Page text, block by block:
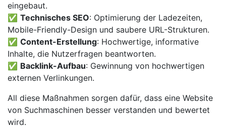
eingebaut.
✅ Technisches SEO: Optimierung der Ladezeiten,
Mobile-Friendly-Design und saubere URL-Strukturen.
✅ Content-Erstellung: Hochwertige, informative
Inhalte, die Nutzerfragen beantworten.
✅ Backlink-Aufbau: Gewinnung von hochwertigen
externen Verlinkungen.
All diese Maßnahmen sorgen dafür, dass eine Website
von Suchmaschinen besser verstanden und bewertet
wird.